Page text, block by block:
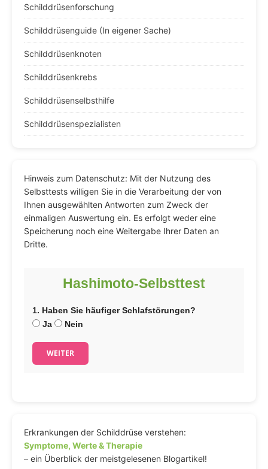
Schilddrüsenforschung
Schilddrüsenguide (In eigener Sache)
Schilddrüsenknoten
Schilddrüsenkrebs
Schilddrüsenselbsthilfe
Schilddrüsenspezialisten
Hinweis zum Datenschutz: Mit der Nutzung des
Selbsttests willigen Sie in die Verarbeitung der von
Ihnen ausgewählten Antworten zum Zweck der
einmaligen Auswertung ein. Es erfolgt weder eine
Speicherung noch eine Weitergabe Ihrer Daten an
Dritte.
Hashimoto-Selbsttest
1. Haben Sie häufiger Schlafstörungen?
Ja
Nein
WEITER
Erkrankungen der Schilddrüse verstehen:
Symptome, Werte & Therapie
– ein Überblick der meistgelesenen Blogartikel!